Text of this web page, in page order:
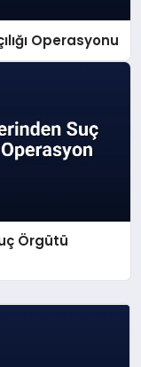
Operasyonu
Örgütü